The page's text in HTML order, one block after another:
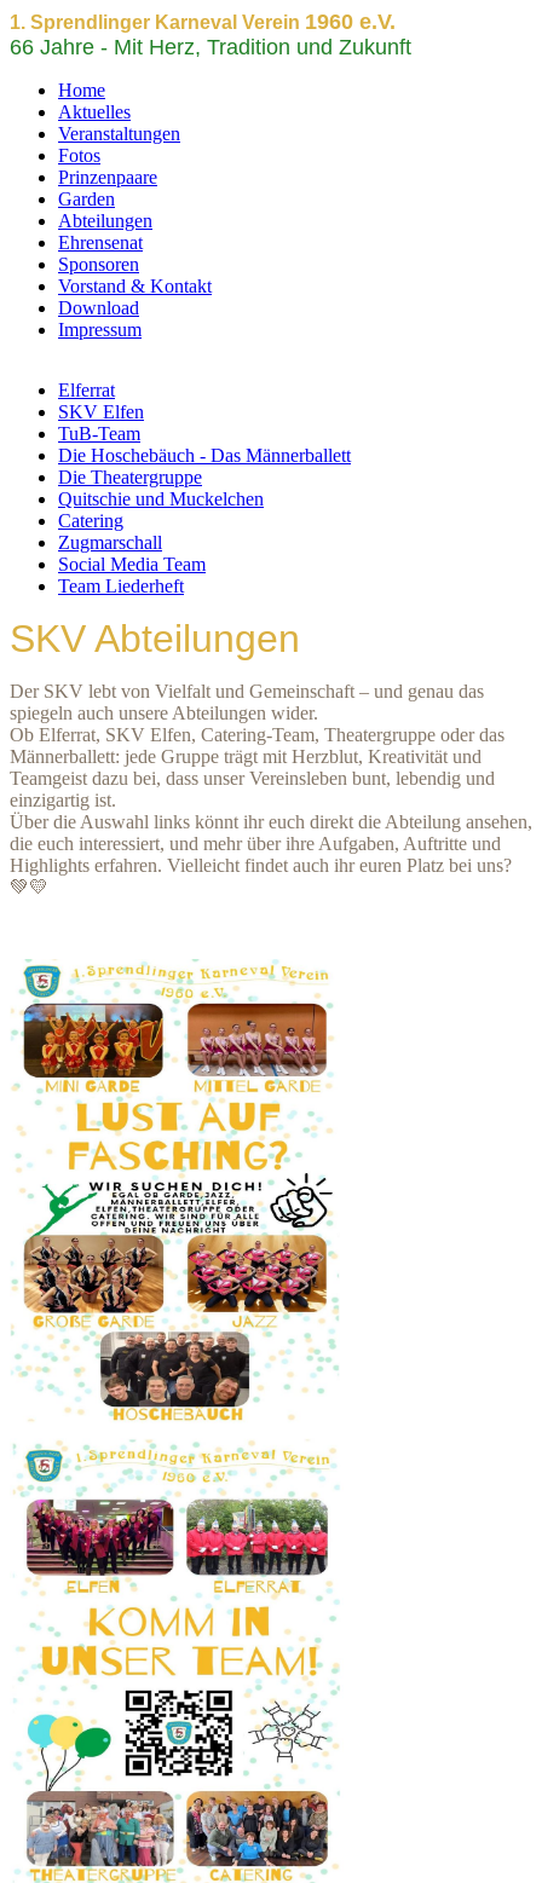
1. Sprendlinger Karneval Verein 1960 e.V.
66 Jahre - Mit Herz, Tradition und Zukunft
Home
Aktuelles
Veranstaltungen
Fotos
Prinzenpaare
Garden
Abteilungen
Ehrensenat
Sponsoren
Vorstand & Kontakt
Download
Impressum
Elferrat
SKV Elfen
TuB-Team
Die Hoschebäuch - Das Männerballett
Die Theatergruppe
Quitschie und Muckelchen
Catering
Zugmarschall
Social Media Team
Team Liederheft
SKV Abteilungen
Der SKV lebt von Vielfalt und Gemeinschaft – und genau das
spiegeln auch unsere Abteilungen wider.
Ob Elferrat, SKV Elfen, Catering-Team, Theatergruppe oder das
Männerballett: jede Gruppe trägt mit Herzblut, Kreativität und
Teamgeist dazu bei, dass unser Vereinsleben bunt, lebendig und
einzigartig ist.
Über die Auswahl links könnt ihr euch direkt die Abteilung ansehen,
die euch interessiert, und mehr über ihre Aufgaben, Auftritte und
Highlights erfahren. Vielleicht findet auch ihr euren Platz bei uns?
💚💛